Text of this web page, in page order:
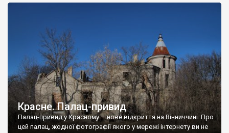
Красне. Палац-привид
Палац-привид у Красному – нове відкриття на Вінниччині. Про
цей палац, жодної фотографії якого у мережі інтернету ви не